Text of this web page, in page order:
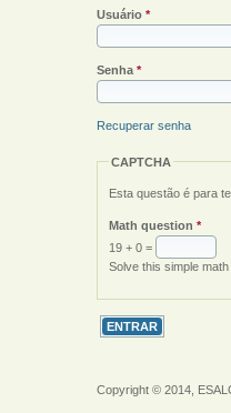
Usuário *
Senha *
Recuperar senha
CAPTCHA
Esta questão é para
Math question *
19 + 0 =
Solve this simple
Copyright © 2014,